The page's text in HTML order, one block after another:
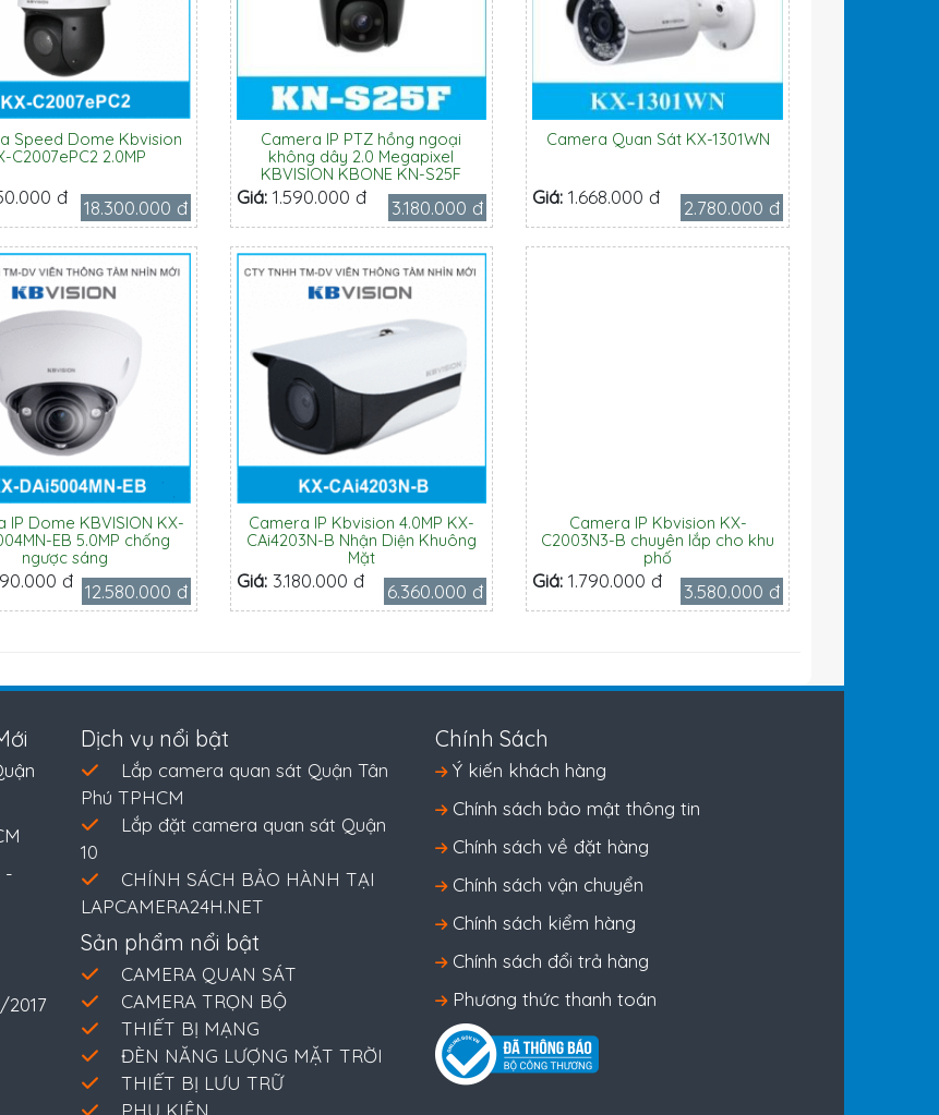
Speed Dome Kbvision
C2007ePC2 2.0MP
đ 18.300.000 đ
Camera IP PTZ hồng ngoại
không dây 2.0 Megapixel
KBVISION KBONE KN-S25F
Giá: 1.590.000 đ 3.180.000 đ
Camera Quan Sát KX-1301WN
Giá:1.668.000 đ 2.780.000 đ
IP Dome KBVISION KX-
EB 5.0MP chống
ngược sáng
đ 12.580.000 đ
Camera IP Kbvision 4.0MP KX-
CAi4203N-B Nhận Diện Khuông
Mặt
Giá: 3.180.000 đ 6.360.000 đ
Camera IP Kbvision KX-
C2003N3-B chuyên lắp cho khu
phố
Giá:1.790.000 đ 3.580.000 đ
-
Dịch vụ nổi bật
Lắp camera quan sát Quận Tân
Phú TPHCM
Lắp đặt camera quan sát Quận
10
CHÍNH SÁCH BẢO HÀNH TẠI
LAPCAMERA24H.NET
Sản phẩm nổi bật
CAMERA QUAN SÁT
CAMERA TRỌN BỘ
THIẾT BỊ MẠNG
ĐÈN NĂNG LƯỢNG MẶT TRỜI
THIẾT BỊ LƯU TRỮ
Chính Sách
Ý kiến khách hàng
Chính sách bảo mật thông tin
Chính sách về đặt hàng
Chính sách vận chuyển
Chính sách kiểm hàng
Chính sách đổi trả hàng
Phương thức thanh toán